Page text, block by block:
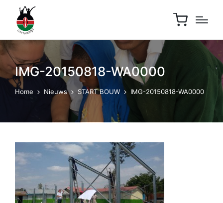
IMG-20150818-WA0000
Home Nieuws START BOUW IMG-20150818-WA0000